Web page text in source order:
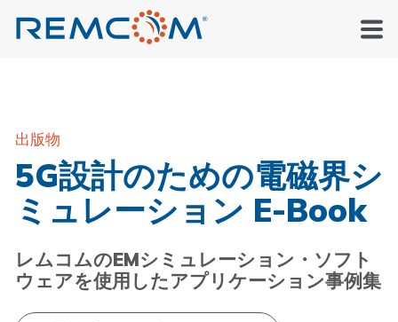
出版物
5G設計のための電磁界シ
ミュレーション E-Book
レムコムのEMシミュレーション・ソフト
ウェアを使用したアプリケーション事例集